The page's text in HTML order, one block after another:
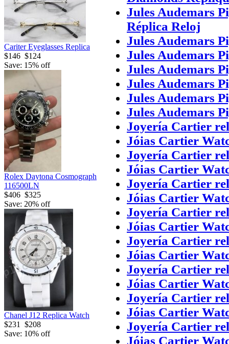
Cariter Eyeglasses Replica
$146 $124
Save: 15% off
Rolex Daytona Cosmograph
116500LN
$406 $325
Save: 20% off
Chanel J12 Replica Watch
$231
$208
Save: 10% off
Jules Audemars
Réplica Reloj
Jules Audemars
Jules Audemars
Jules Audemars
Jules Audemars
Jules Audemars
Jules Audemars
Joyería Cartier
Jóias Cartier
Joyería Cartier
Jóias Cartier
Joyería Cartier
Jóias Cartier
Joyería Cartier
Jóias Cartier
Joyería Cartier
Jóias Cartier
Joyería Cartier
Jóias Cartier
Joyería Cartier
Jóias Cartier
Joyería Cartier
Jóias Cartier